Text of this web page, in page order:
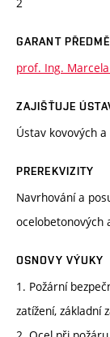
GARANT
prof. Ing.
ZAJIŠŤUJE
Ústav kovových
PREREKVIZITY
Navrhování a
ocelobetonových
OSNOVY VÝUKY
1. Požární
zatížení, základní